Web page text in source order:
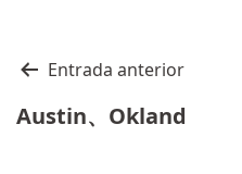
Navegación
de
entradas
Entrada anterior
Austin、Okland